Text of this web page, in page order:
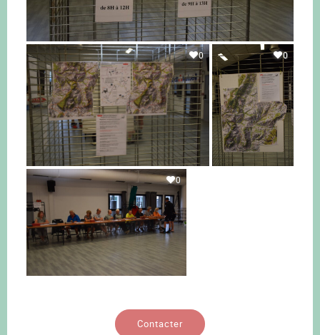
0 0
0
Contacter